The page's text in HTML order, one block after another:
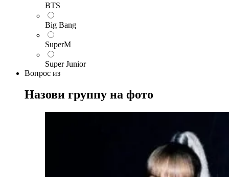
BTS
Big Bang
SuperM
Super Junior
Вопрос из
Назови группу на фото